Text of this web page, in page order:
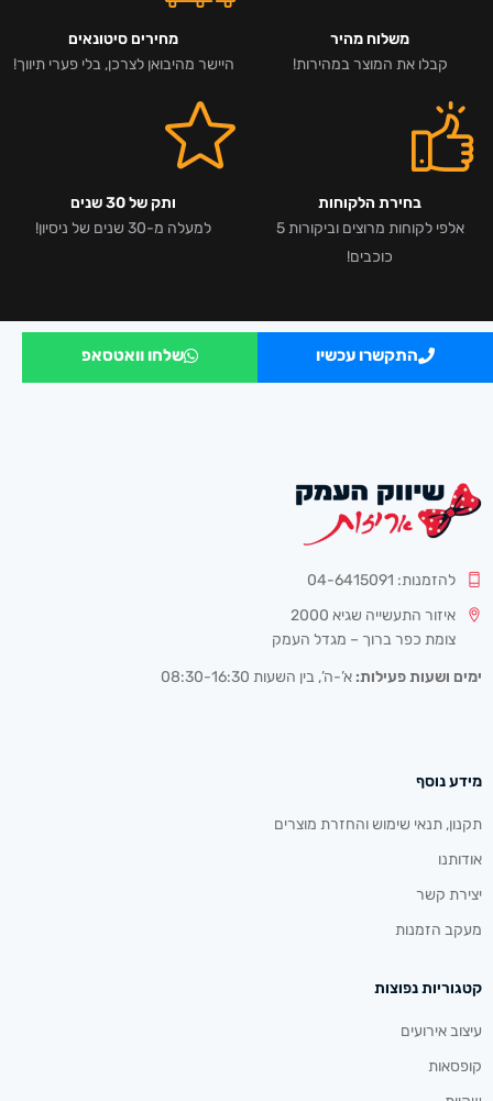
משלוח מהיר
קבלו את המוצר במהירות!
מחירים סיטונאים
היישר מהיבואן לצרכן, בלי פערי תיווך!
בחירת הלקוחות
אלפי לקוחות מרוצים וביקורות 5
כוכבים!
ותק של 30 שנים
למעלה מ-30 שנים של ניסיון!
התקשרו עכשיו שלחו וואטסאפ
להזמנות: 04-6415091
איזור התעשייה שגיא 2000
צומת כפר ברוך – מגדל העמק
ימים ושעות פעילות: א’-ה’, בין השעות 08:30-16:30
מידע נוסף
תקנון, תנאי שימוש והחזרת מוצרים
אודותנו
יצירת קשר
מעקב הזמנות
קטגוריות נפוצות
עיצוב אירועים
קופסאות